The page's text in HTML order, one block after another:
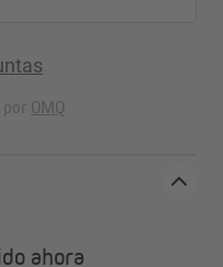
por OMQ
ahora